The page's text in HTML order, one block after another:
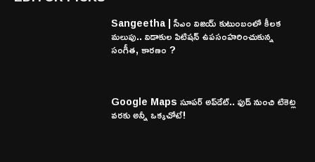
Sangeetha | సీఎం విజయ్ కుటుంబంలో కీలక
మలుపు.. విడాకుల పిటిషన్ ఉపసంహరించుకున్న
సంగీత, కారణం ?
Google Maps సూపర్ అప్‌డేట్.. ఫుడ్ నుంచి టికెట్ల
వరకు అన్నీ ఒక్కచోటే!